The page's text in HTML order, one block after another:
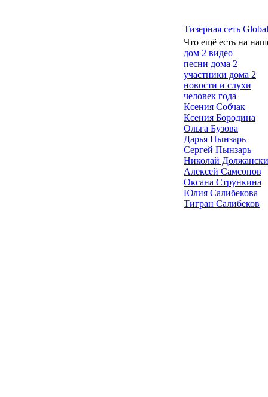
Тизерная сеть
Что ещё есть на
дом 2 видео
песни дома 2
участники дома 2
новости и слухи
человек года
Ксения Собчак
Ксения Бородина
Ольга Бузова
Дарья Пынзарь
Сергей Пынзарь
Николай
Алексей Самсонов
Оксана Стрункина
Юлия Салибекова
Тигран Салибеков